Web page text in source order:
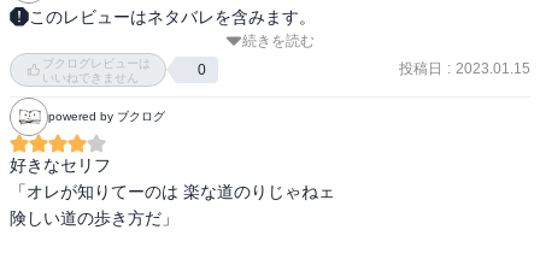
このレビューはネタバレを含みます。
ナルトの思いが、初代の夢が、チャクラを通して伝わってくる。
皆、繋がっている。そしてその思いはオビトにも届く。。。
続きを読む
ブクログレビューは
いいねできません
0 投稿日 : 2023.01.15
powered by ブクログ
好きなセリフ
「オレが知りてーのは 楽な道のりじゃねェ
険しい道の歩き方だ」